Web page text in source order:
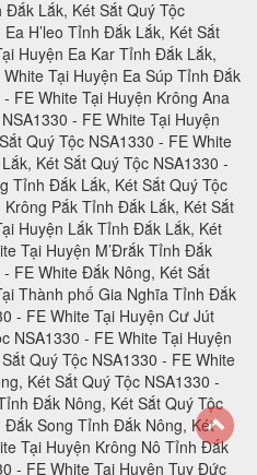
back